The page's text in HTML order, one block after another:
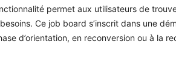
permet aux utilisateurs de
Ce job board s’inscrit dans une
d’orientation, en reconversion ou à la